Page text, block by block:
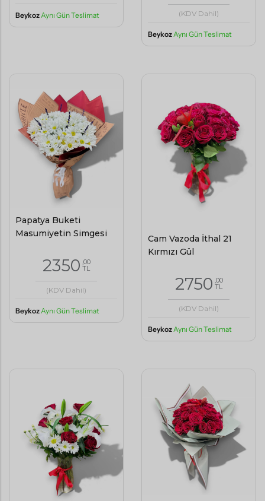
BeykozAynı Gün Teslimat (KDV Dahil)
Beykoz Aynı Gün Teslimat
Papatya Buketi
Masumiyetin Simgesi
2350 ,00
TL
(KDV Dahil)
Beykoz Aynı Gün Teslimat
Cam Vazoda İthal 21
Kırmızı Gül
2750 ,00
TL
(KDV Dahil)
Beykoz Aynı Gün Teslimat